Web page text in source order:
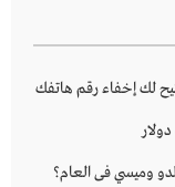
لك إخفاء رقم هاتفك
وميسي فى العام؟